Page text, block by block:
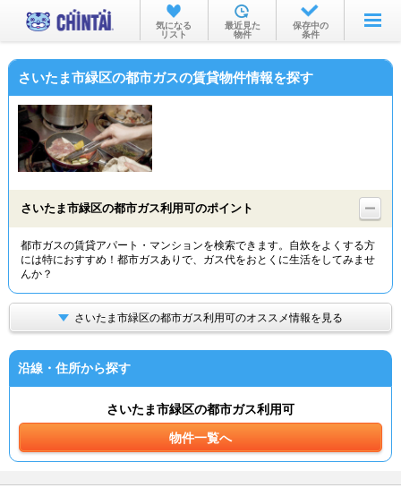
お部屋を探す
沿線・駅から
物件特集から
TOP
気になる
リスト
最近見た
物件
保存中の
条件
さいたま市緑区の都市ガスの賃貸物件情報を探す
さいたま市緑区の都市ガス利用可のポイント
都市ガスの賃貸アパート・マンションを検索できます。自炊をよくする方
には特におすすめ！都市ガスありで、ガス代をおとくに生活をしてみませ
んか？
さいたま市緑区の都市ガス利用可のオススメ情報を見る
沿線・住所から探す
さいたま市緑区の都市ガス利用可
物件一覧へ